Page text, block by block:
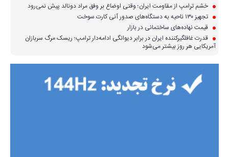
خشم ترامپ از مقاومت ایران؛ وقتی اوضاع بر وفق مراد دونالد پیش نمی‌رود
تجهیز ۱۳۰ ناحیه به دستگاه‌های صدور آنی کارت سوخت
قیمت نهاده‌های ساختمانی در بازار
قدرت غافلگیرکننده ایران در برابر دیوانگی ادامه‌دار ترامپ؛ ریسک مرگ سربازان
آمریکایی هر روز بیشتر می‌شود